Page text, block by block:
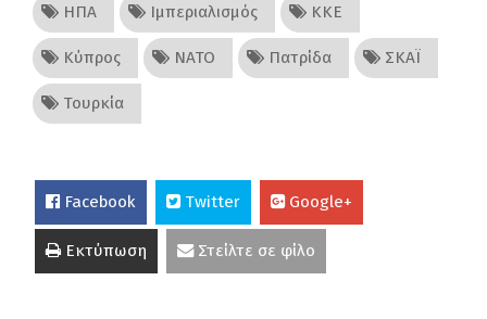
ΗΠΑ Ιμπεριαλισμός ΚΚΕ
Κύπρος ΝΑΤΟ Πατρίδα ΣΚΑΪ
Τουρκία
Facebook Twitter Google+
Εκτύπωση Στείλτε σε φίλο